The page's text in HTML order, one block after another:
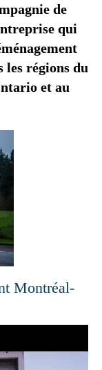
de
qui
régions du
et au
Montréal-